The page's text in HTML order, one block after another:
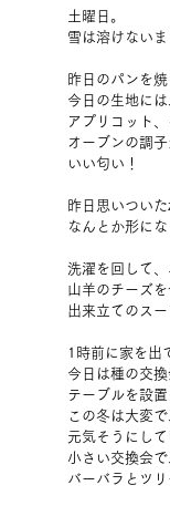
土曜日。
雪は溶けないま
昨日のパンを焼
今日の生地に
アプリコット
オーブンの調
いい匂い！
昨日思いつい
なんとか形にな
洗濯を回して
山羊のチーズ
出来立てのスー
1時前に家を出
今日は種の交換
テーブルを設
この冬は大変
元気そうにし
小さい交換会
バーバラとツ